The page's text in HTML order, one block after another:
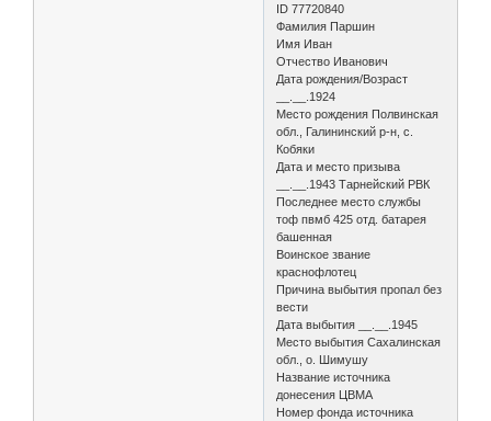
ID 77720840
Фамилия Паршин
Имя Иван
Отчество Иванович
Дата рождения/Возраст
__.__.1924
Место рождения Полвинская
обл., Галининский р-н, с.
Кобяки
Дата и место призыва
__.__.1943 Тарнейский РВК
Последнее место службы
тоф пвмб 425 отд. батарея
башенная
Воинское звание
краснофлотец
Причина выбытия пропал без
вести
Дата выбытия __.__.1945
Место выбытия Сахалинская
обл., о. Шимушу
Название источника
донесения ЦВМА
Номер фонда источника